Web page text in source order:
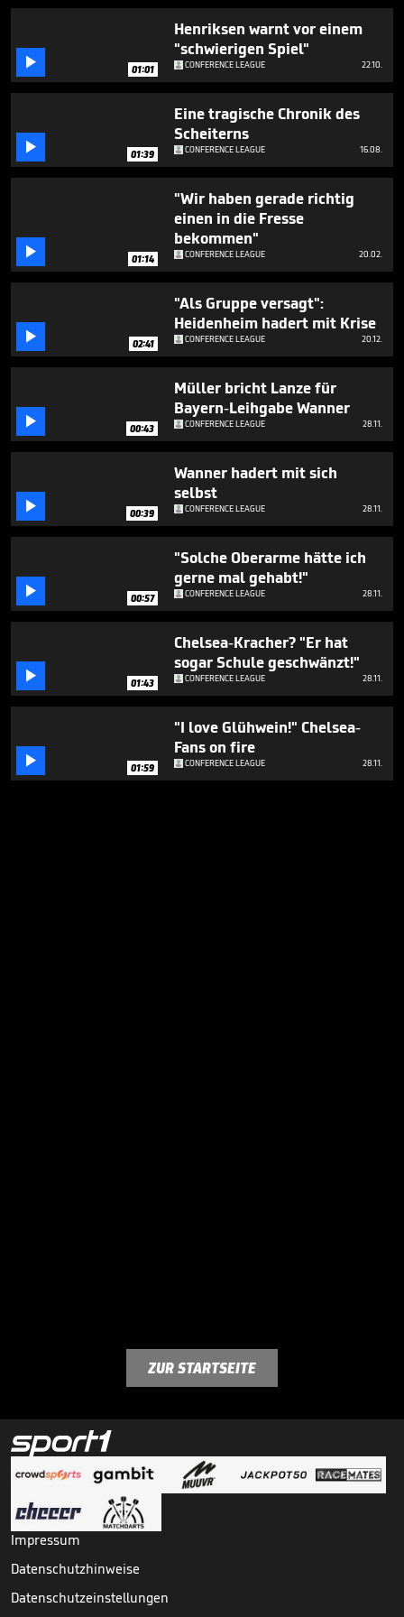
1
seconds
 01:01
Henriksen warnt vor einem
"schwierigen Spiel"
CONFERENCE LEAGUE 22.10.
 01:39
Eine tragische Chronik des
Scheiterns
CONFERENCE LEAGUE 16.08.
 01:14
"Wir haben gerade richtig
einen in die Fresse
bekommen"
CONFERENCE LEAGUE 20.02.
 02:41
"Als Gruppe versagt":
Heidenheim hadert mit Krise
CONFERENCE LEAGUE 20.12.
 00:43
Müller bricht Lanze für
Bayern-Leihgabe Wanner
CONFERENCE LEAGUE 28.11.
 00:39
Wanner hadert mit sich
selbst
CONFERENCE LEAGUE 28.11.
 00:57
"Solche Oberarme hätte ich
gerne mal gehabt!"
CONFERENCE LEAGUE 28.11.
 01:43
Chelsea-Kracher? "Er hat
sogar Schule geschwänzt!"
CONFERENCE LEAGUE 28.11.
 01:59
"I love Glühwein!" Chelsea-
Fans on fire
CONFERENCE LEAGUE 28.11.
ZUR STARTSEITE
Impressum
Datenschutzhinweise
Datenschutzeinstellungen